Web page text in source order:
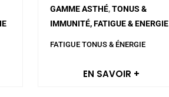
GAMME ASTHÉ,TONUS &
IMMUNITÉ, FATIGUE & ENERGIE
FATIGUE TONUS & ÉNERGIE
EN SAVOIR +